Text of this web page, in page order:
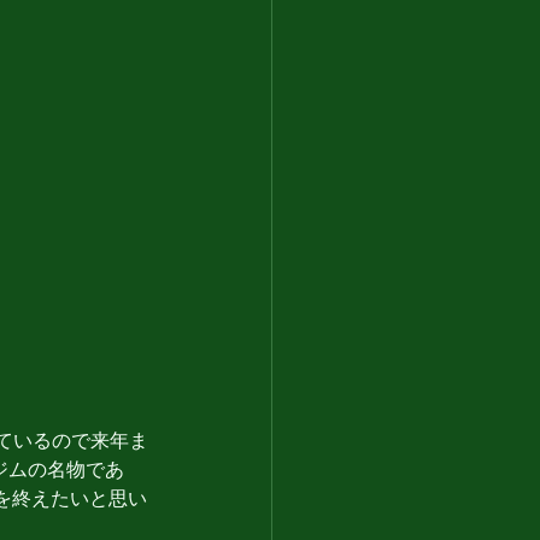
いるので来年ま
ムの名物であ
終えたいと思い